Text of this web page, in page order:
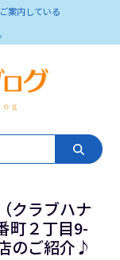
案内している
クラブハナ
町２丁目9-
のご紹介♪